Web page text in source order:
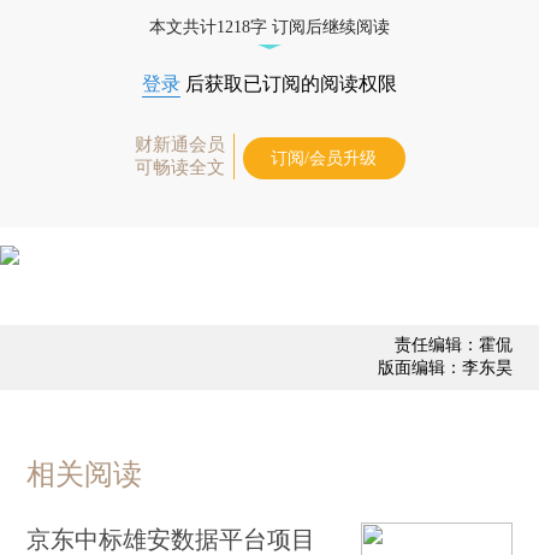
本文共计1218字 订阅后继续阅读
登录 后获取已订阅的阅读权限
财新通会员
可畅读全文
订阅/会员升级
责任编辑：霍侃
版面编辑：李东昊
相关阅读
京东中标雄安数据平台项目